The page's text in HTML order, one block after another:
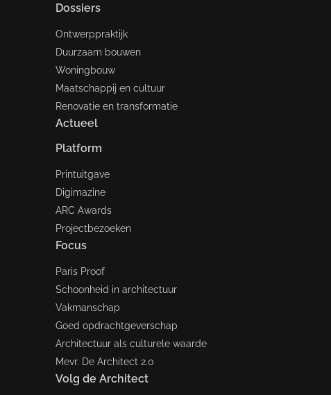
Dossiers
Ontwerppraktijk
Duurzaam bouwen
Woningbouw
Maatschappij en cultuur
Renovatie en transformatie
Actueel
Platform
Printuitgave
Digimazine
ARC Awards
Projectbezoeken
Focus
Paris Proof
Schoonheid in architectuur
Vakmanschap
Goed opdrachtgeverschap
Architectuur als culturele waarde
Mevr. De Architect 2.0
Volg de Architect